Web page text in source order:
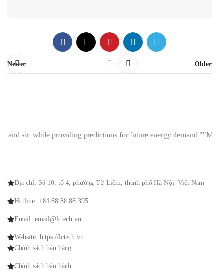
Newer Older
while providing predictions for future energy demand.""MMM
Địa chỉ: Số 10, tổ 4, phường Từ Liêm, thành phố Hà Nội, Việt Nam
Hotline: +84 88 88 88 395
Email: email@lctech.vn
Website: https://lctech.vn
Chính sách bán hàng
Chính sách bảo hành